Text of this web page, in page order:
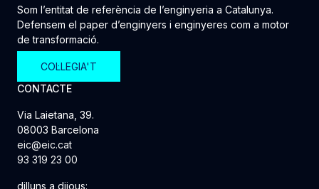
Som l’entitat de referència de l’enginyeria a Catalunya.
Defensem el paper d’enginyers i enginyeres com a motor
de transformació.
COL·LEGIA'T
CONTACTE
Via Laietana, 39.
08003 Barcelona
eic@eic.cat
93 319 23 00
dilluns a dijous: